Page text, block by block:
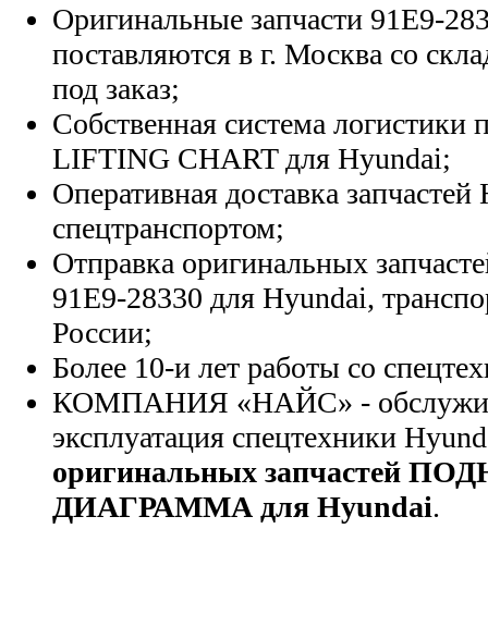
Оригинальные запчасти 91E9-
поставляются в г. Москва со
под заказ;
Собственная система логистики
LIFTING CHART для Hyundai;
Оперативная доставка
спецтранспортом;
Отправка оригинальных
91E9-28330 для Hyundai,
России;
Более 10-и лет работы со
КОМПАНИЯ «НАЙС» -
эксплуатация спецтехники
оригинальных запчастей
ДИАГРАММА для Hyundai.